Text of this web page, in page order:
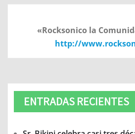
«Rocksonico la
http://
ENTRADAS RECIENTES